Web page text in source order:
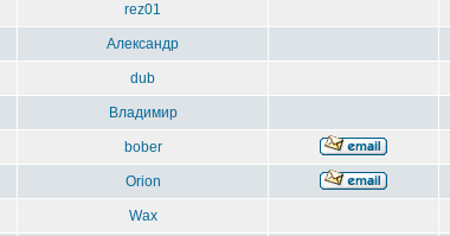
rez01
Александр
dub
Владимир
bober
Orion
Wax